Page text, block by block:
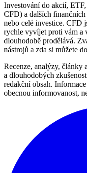
Investování do akcií,
CFD) a dalších
nebo celé investice. CFD
rychle vyvíjet proti vám a
dlouhodobě prodělává.
nástrojů a zda si můžete
Recenze, analýzy, články
a dlouhodobých
redakční obsah.
obecnou informovanost,